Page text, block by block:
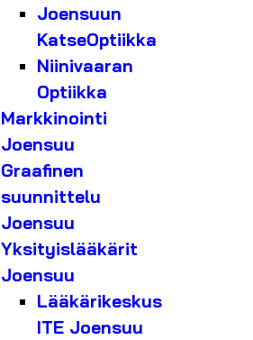
Joensuun
KatseOptiikka
Niinivaaran
Optiikka
Markkinointi
Joensuu
Graafinen
suunnittelu
Joensuu
Yksityislääkärit
Joensuu
Lääkärikeskus
ITE Joensuu